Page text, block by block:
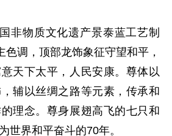
物质文化遗产景泰蓝工艺制
色调，顶部龙饰象征守望和平，
天下太平，人民安康。尊体以
辅以丝绸之路等元素，传承和
理念。尊身展翅高飞的七只和
世界和平奋斗的70年。